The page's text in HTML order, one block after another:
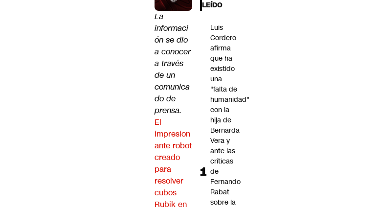
La
informaci
ón se dio
a conocer
a través
de un
comunica
do de
prensa.
El
impresion
ante robot
creado
para
resolver
cubos
Rubik en
LEÍDO
Luis
Cordero
afirma
que ha
existido
una
"falta de
humanidad"
con la
hija de
Bernarda
Vera y
ante las
críticas
de
Fernando
Rabat
sobre la